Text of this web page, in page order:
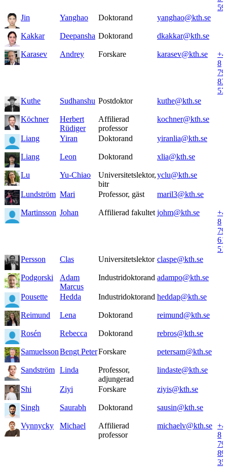
59
Jin
Yanghao Doktorand yanghao@kth.se
Kakkar Deepansha Doktorand dkakkar@kth.se
Karasev Andrey Forskare karasev@kth.se
8
83
57
Kuthe
Sudhanshu Postdoktor kuthe@kth.se
Köchner
Herbert
Rüdiger
Affilierad
professor
kochner@kth.se
Liang Yiran Doktorand yiranlia@kth.se
Liang Leon Doktorand xlia@kth.se
Lu Yu-Chiao
Universitetslektor,
bitr
yclu@kth.se
Lundström Mari Professor, gäst maril3@kth.se
Martinsson Johan Affilierad fakultet johm@kth.se
8
61
51
Persson
Clas Universitetslektor claspe@kth.se
Podgorski
Adam
Marcus
Industridoktorand adampo@kth.se
Pousette Hedda Industridoktorand heddap@kth.se
Reimund Lena Doktorand reimund@kth.se
Rosén Rebecca Doktorand rebros@kth.se
SamuelssonBengt PeterForskare petersam@kth.se
Sandström Linda
Professor,
adjungerad
lindaste@kth.se
Shi Ziyi Forskare ziyis@kth.se
Singh Saurabh Doktorand sausin@kth.se
Vynnycky Michael
Affilierad
professor
michaelv@kth.se
8
89
35